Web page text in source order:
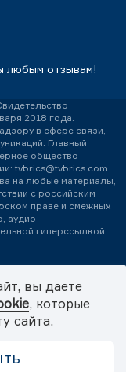
любым отзывам!
2018 года.
в сфере связи,
Главный
общество
tvbrics@tvbrics.com.
на любые материалы,
с российским
праве и смежных
аудио
гиперссылкой
медиадипломатии.
повестку БРИКС+
TV BRICS.
вы даете
, которые
сайта.